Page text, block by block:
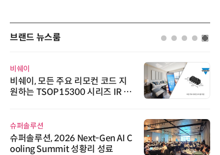
브랜드 뉴스룸
비쉐이
비쉐이, 모든 주요 리모컨 코드 지
원하는 TSOP15300 시리즈 IR 수
슈퍼솔루션
슈퍼솔루션, 2026 Next-Gen AI C
ooling Summit 성황리 성료